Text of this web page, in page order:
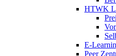
HTWK
E-
Peer